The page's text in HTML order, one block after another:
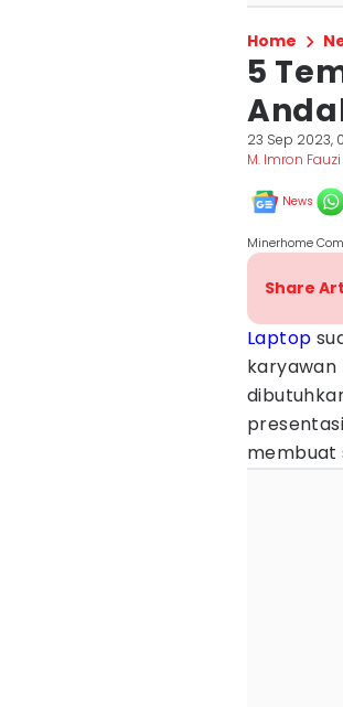
Home
5
23 Sep 2023,
M. Imron Fauzi
News
Minerhome
Share
Laptop
karyawan
membuat